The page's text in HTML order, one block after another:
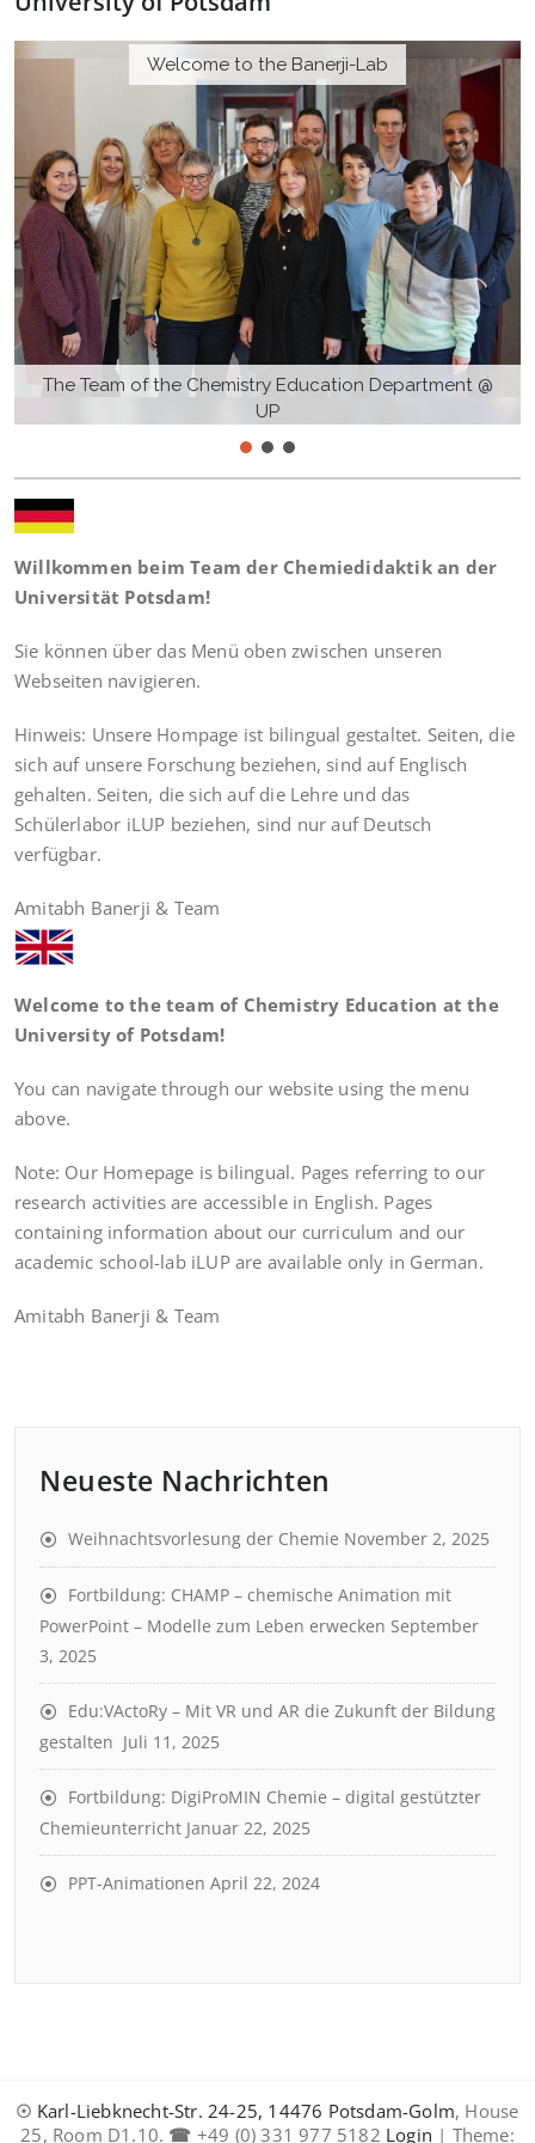
The Team of the Chemistry Education Department @
UP
Welcome to the Banerji-Lab
Willkommen beim Team der Chemiedidaktik an der
Universität Potsdam!
Sie können über das Menü oben zwischen unseren
Webseiten navigieren.
Hinweis: Unsere Hompage ist bilingual gestaltet. Seiten, die
sich auf unsere Forschung beziehen, sind auf Englisch
gehalten. Seiten, die sich auf die Lehre und das
Schülerlabor iLUP beziehen, sind nur auf Deutsch
verfügbar.
Amitabh Banerji & Team
Welcome to the team of Chemistry Education at the
University of Potsdam!
You can navigate through our website using the menu
above.
Note: Our Homepage is bilingual. Pages referring to our
research activities are accessible in English. Pages
containing information about our curriculum and our
academic school-lab iLUP are available only in German.
Amitabh Banerji & Team
Neueste Nachrichten
Weihnachtsvorlesung der Chemie November 2, 2025
Fortbildung: CHAMP – chemische Animation mit
PowerPoint – Modelle zum Leben erwecken September
3, 2025
Edu:VActoRy – Mit VR und AR die Zukunft der Bildung
gestalten Juli 11, 2025
Fortbildung: DigiProMIN Chemie – digital gestützter
Chemieunterricht Januar 22, 2025
PPT-Animationen April 22, 2024
☉ Karl-Liebknecht-Str. 24-25, 14476 Potsdam-Golm, House
25, Room D1.10. ☎ +49 (0) 331 977 5182 Login | Theme: